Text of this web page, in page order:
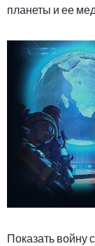
планеты и ее
Показать войну